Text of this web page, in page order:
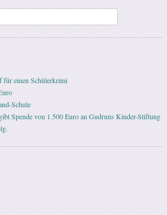
für einen Schülerkrimi
Schule
Spende von 1.500 Euro an Gudruns Kinder-Stiftung